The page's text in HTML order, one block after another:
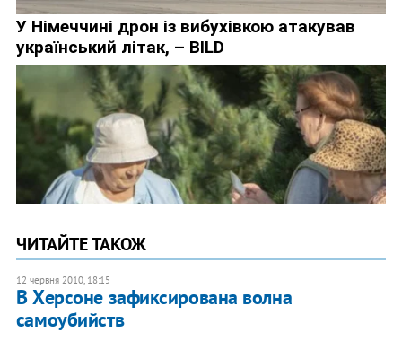
ЧИТАЙТЕ ТАКОЖ
12 червня 2010, 18:15
В Херсоне зафиксирована волна
самоубийств